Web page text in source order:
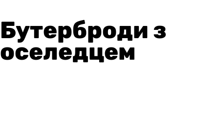
Бутерброди з
оселедцем